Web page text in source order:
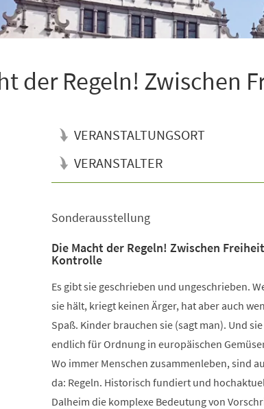
der Regeln! Zwischen
VERANSTALTUNGSORT
VERANSTALTER
Sonderausstellung
Die Macht der Regeln! Zwischen
Kontrolle
Es gibt sie geschrieben und ungeschrieben.
sie hält, kriegt keinen Ärger, hat aber auch
Spaß. Kinder brauchen sie (sagt man). Und
endlich für Ordnung in europäischen
Wo immer Menschen zusammenleben, sind
da: Regeln. Historisch fundiert und
Dalheim die komplexe Bedeutung von